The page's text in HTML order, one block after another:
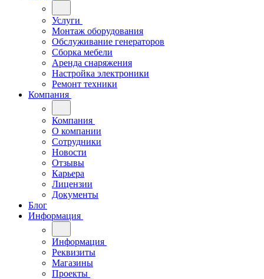
Услуги
Монтаж оборудования
Обслуживание генераторов
Сборка мебели
Аренда снаряжения
Настройка электроники
Ремонт техники
Компания
Компания
О компании
Сотрудники
Новости
Отзывы
Карьера
Лицензии
Документы
Блог
Информация
Информация
Реквизиты
Магазины
Проекты